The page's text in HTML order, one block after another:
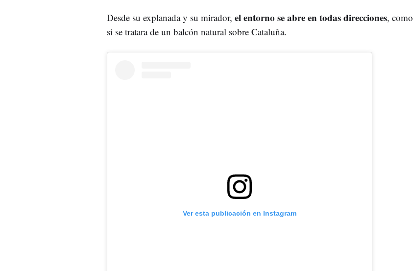
Desde su explanada y su mirador, el entorno se abre en todas direcciones, como
si se tratara de un balcón natural sobre Cataluña.
Ver esta publicación en Instagram